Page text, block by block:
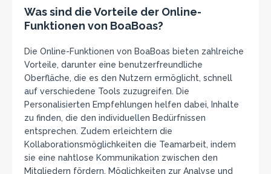
Was sind die Vorteile der Online-
Funktionen von BoaBoas?
Die Online-Funktionen von BoaBoas bieten zahlreiche
Vorteile, darunter eine benutzerfreundliche
Oberfläche, die es den Nutzern ermöglicht, schnell
auf verschiedene Tools zuzugreifen. Die
Personalisierten Empfehlungen helfen dabei, Inhalte
zu finden, die den individuellen Bedürfnissen
entsprechen. Zudem erleichtern die
Kollaborationsmöglichkeiten die Teamarbeit, indem
sie eine nahtlose Kommunikation zwischen den
Mitgliedern fördern. Möglichkeiten zur Analyse und